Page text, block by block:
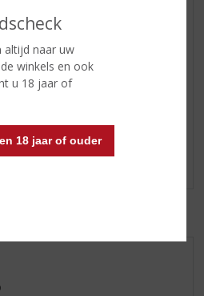
altijd naar uw
winkels en ook
u 18 jaar of
18 jaar of ouder
nootachtige mout tonen, vanille